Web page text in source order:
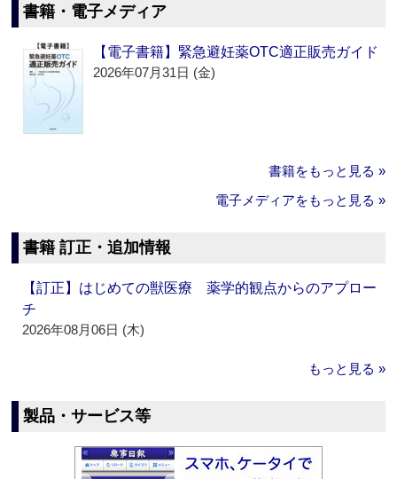
書籍・電子メディア
【電子書籍】緊急避妊薬OTC適正販売ガイド
2026年07月31日 (金)
書籍をもっと見る »
電子メディアをもっと見る »
書籍 訂正・追加情報
【訂正】はじめての獣医療 薬学的観点からのアプロー
チ
2026年08月06日 (木)
もっと見る »
製品・サービス等